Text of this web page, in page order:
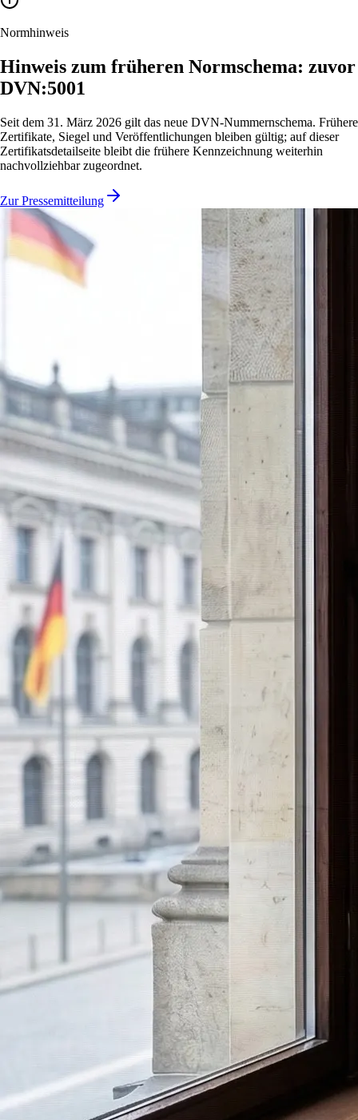
Normhinweis
Hinweis zum früheren Normschema: zuvor
DVN:5001
Seit dem 31. März 2026 gilt das neue DVN-Nummernschema. Frühere
Zertifikate, Siegel und Veröffentlichungen bleiben gültig; auf dieser
Zertifikatsdetailseite bleibt die frühere Kennzeichnung weiterhin
nachvollziehbar zugeordnet.
Zur Pressemitteilung